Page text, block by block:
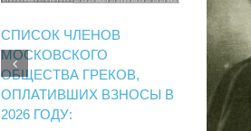
СПИСОК ЧЛЕНОВ
МОСКОВСКОГО
ОБЩЕСТВА ГРЕКОВ,
ОПЛАТИВШИХ ВЗНОСЫ В
2026 ГОДУ: